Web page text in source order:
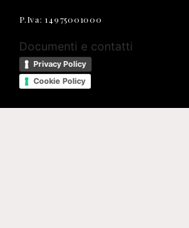
P.Iva: 14975001000
Documenti e contatti
Privacy Policy
Cookie Policy